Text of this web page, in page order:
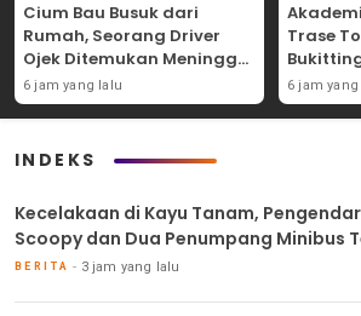
Cium Bau Busuk dari
Rumah, Seorang Driver
Ojek Ditemukan Meninggal
di Pasia Nan Tigo Kota
Padang
6 jam yang lalu
Trase
6 jam
INDEKS
Kecelakaan di Kayu Tanam,
Scoopy dan Dua Penumpang Minibus
BERITA 3 jam yang lalu